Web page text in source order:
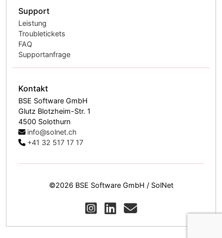
Support
Leistung
Troubletickets
FAQ
Supportanfrage
Kontakt
BSE Software GmbH
Glutz Blotzheim-Str. 1
4500 Solothurn
info@solnet.ch
+41 32 517 17 17
©2026 BSE Software GmbH / SolNet